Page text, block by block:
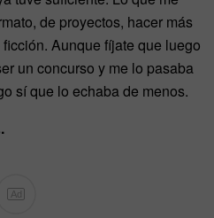
de proyectos, hacer más
Aunque fíjate que luego
un concurso y me lo pasaba
sí que lo echaba de menos.
.
Ad